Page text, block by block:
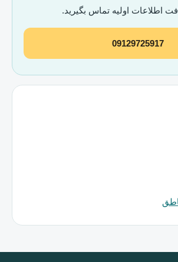
اطلاعات اولیه تماس بگیرید.
09129725917